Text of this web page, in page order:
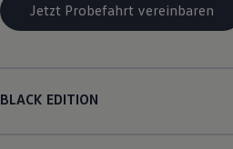
Entertainment und
Individualisieren
Jetzt Probefahrt vereinbaren
BLACK EDITION